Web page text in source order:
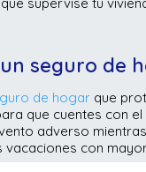
seguro de
de hogar que
que cuentes con
adverso
vacaciones con